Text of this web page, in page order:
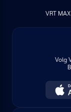
VRT
Volg